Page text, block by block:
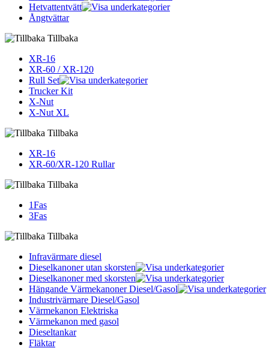
Hetvattentvätt
Ångtvättar
Tillbaka
XR-16
XR-60 / XR-120
Rull Set
Trucker Kit
X-Nut
X-Nut XL
Tillbaka
XR-16
XR-60/XR-120 Rullar
Tillbaka
1Fas
3Fas
Tillbaka
Infravärmare diesel
Dieselkanoner utan skorsten
Dieselkanoner med skorsten
Hängande Värmekanoner Diesel/Gasol
Industrivärmare Diesel/Gasol
Värmekanon Elektriska
Värmekanon med gasol
Dieseltankar
Fläktar